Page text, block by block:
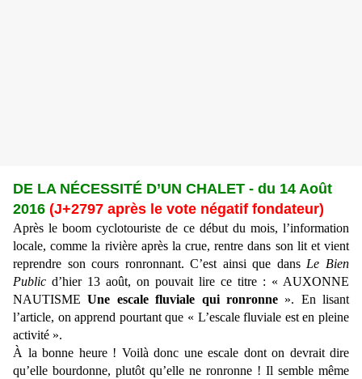
DE LA NÉCESSITÉ D’UN CHALET - du 14 Août
2016 (J+2797 après le vote négatif fondateur)
Après le boom cyclotouriste de ce début du mois, l’information
locale, comme la rivière après la crue, rentre dans son lit et vient
reprendre son cours ronronnant. C’est ainsi que dans Le Bien
Public d’hier 13 août, on pouvait lire ce titre : « AUXONNE
NAUTISMEUne escale fluviale qui ronronne ». En lisant
l’article, on apprend pourtant que « L’escale fluviale est en pleine
activité ».
À la bonne heure ! Voilà donc une escale dont on devrait dire
qu’elle bourdonne, plutôt qu’elle ne ronronne ! Il semble même